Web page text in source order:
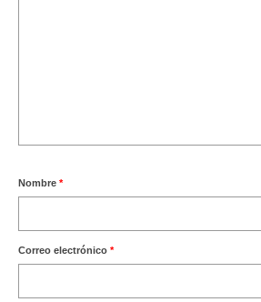
Nombre *
Correo electrónico *